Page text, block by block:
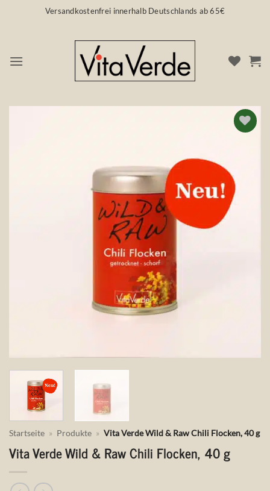
Versandkostenfrei innerhalb Deutschlands ab 65€
Startseite » Produkte » Vita Verde Wild & Raw Chili Flocken, 40 g
Vita Verde Wild & Raw Chili Flocken, 40 g